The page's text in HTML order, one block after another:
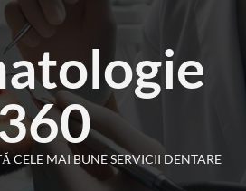
CELE MAI BUNE SERVICII DENTARE